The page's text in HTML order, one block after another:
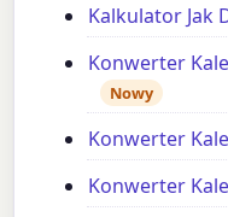
Kalkulator Jak
Konwerter
Nowy
Konwerter
Konwerter